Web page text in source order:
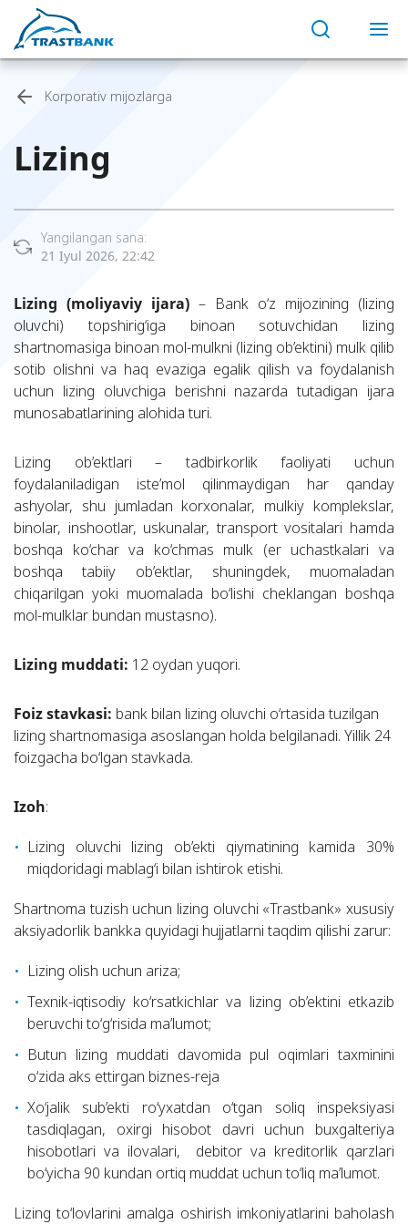
Korporativ mijozlarga
Lizing
Yangilangan sana:
21 Iyul 2026, 22:42
Lizing (moliyaviy ijara) – Bank o‘z mijozining (lizing
oluvchi) topshirig‘iga binoan sotuvchidan lizing
shartnomasiga binoan mol-mulkni (lizing ob’ektini) mulk qilib
sotib olishni va haq evaziga egalik qilish va foydalanish
uchun lizing oluvchiga berishni nazarda tutadigan ijara
munosabatlarining alohida turi.
Lizing ob’ektlari – tadbirkorlik faoliyati uchun
foydalaniladigan iste’mol qilinmaydigan har qanday
ashyolar, shu jumladan korxonalar, mulkiy komplekslar,
binolar, inshootlar, uskunalar, transport vositalari hamda
boshqa ko‘char va ko‘chmas mulk (er uchastkalari va
boshqa tabiiy ob’ektlar, shuningdek, muomaladan
chiqarilgan yoki muomalada bo‘lishi cheklangan boshqa
mol-mulklar bundan mustasno).
Lizing muddati: 12 oydan yuqori.
Foiz stavkasi: bank bilan lizing oluvchi o‘rtasida tuzilgan
lizing shartnomasiga asoslangan holda belgilanadi. Yillik 24
foizgacha bo‘lgan stavkada.
Izoh:
Lizing oluvchi lizing ob’ekti qiymatining kamida 30%
miqdoridagi mablag‘i bilan ishtirok etishi.
Shartnoma tuzish uchun lizing oluvchi «Trastbank» xususiy
aksiyadorlik bankka quyidagi hujjatlarni taqdim qilishi zarur:
Lizing olish uchun ariza;
Texnik-iqtisodiy ko‘rsatkichlar va lizing ob’ektini etkazib
beruvchi to‘g‘risida ma’lumot;
Butun lizing muddati davomida pul oqimlari taxminini
o‘zida aks ettirgan biznes-reja
Xo‘jalik sub’ekti ro‘yxatdan o‘tgan soliq inspeksiyasi
tasdiqlagan, oxirgi hisobot davri uchun buxgalteriya
hisobotlari va ilovalari, debitor va kreditorlik qarzlari
bo‘yicha 90 kundan ortiq muddat uchun to‘liq ma’lumot.
Lizing to‘lovlarini amalga oshirish imkoniyatlarini baholash